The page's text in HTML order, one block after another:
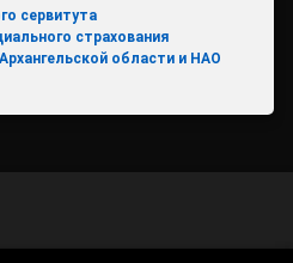
сервитута
страхования
области и НАО